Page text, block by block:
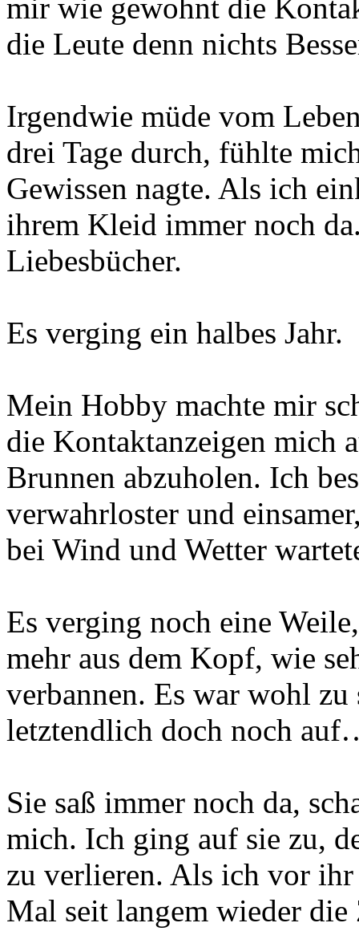
mir wie gewohnt die
die Leute denn nichts
Irgendwie müde vom
drei Tage durch, fühlte
Gewissen nagte. Als ich
ihrem Kleid immer noch
Liebesbücher.
Es verging ein halbes Jahr.
Mein Hobby machte mir
die Kontaktanzeigen mich
Brunnen abzuholen. Ich
verwahrloster und
bei Wind und Wetter
Es verging noch eine
mehr aus dem Kopf, wie
verbannen. Es war wohl
letztendlich doch noch
Sie saß immer noch da,
mich. Ich ging auf sie zu,
zu verlieren. Als ich vor ihr
Mal seit langem wieder